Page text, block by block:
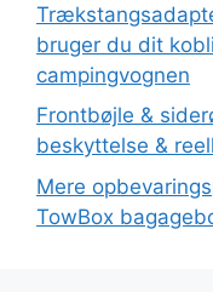
bruger du dit
campingvognen
Frontbøjle &
beskyttelse &
Mere
TowBox